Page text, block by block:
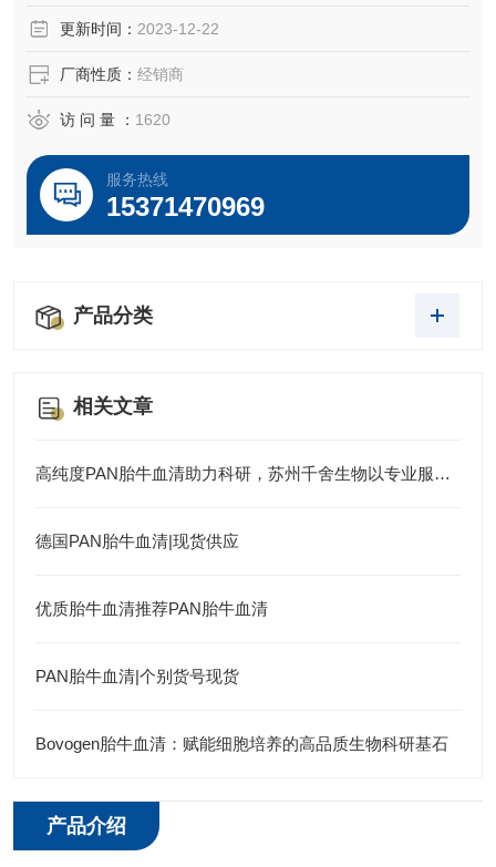
我们以饱满的热情欢迎新老客户选购！
更新时间： 2023-12-22
厂商性质： 经销商
访 问 量 ： 1620
服务热线
15371470969
产品分类
相关文章
高纯度PAN胎牛血清助力科研，苏州千舍生物以专业服务赢得信赖
德国PAN胎牛血清|现货供应
优质胎牛血清推荐PAN胎牛血清
PAN胎牛血清|个别货号现货
Bovogen胎牛血清：赋能细胞培养的高品质生物科研基石
产品介绍